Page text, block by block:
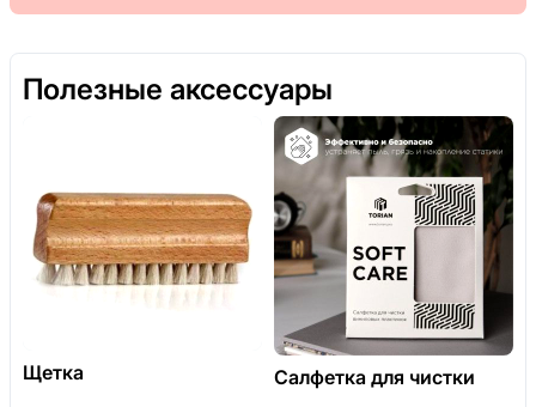
Полезные аксессуары
Щетка Салфетка для чистки